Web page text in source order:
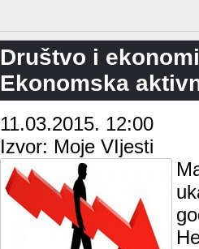
Društvo i
Ekonomska
11.03.2015. 12:00
Izvor: Moje VIjesti